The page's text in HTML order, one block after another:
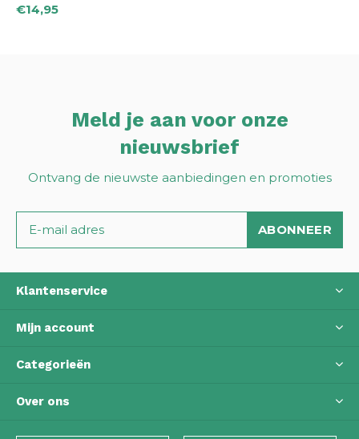
€14,95
Meld je aan voor onze
nieuwsbrief
Ontvang de nieuwste aanbiedingen en promoties
ABONNEER
Klantenservice
Mijn account
Categorieën
Over ons